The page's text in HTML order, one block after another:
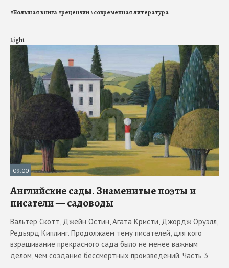
#Большая книга#рецензии#современная литература
Light
09:00
Английские сады. Знаменитые поэты и
писатели — садоводы
Вальтер Скотт, Джейн Остин, Агата Кристи, Джордж Оруэлл,
Редьярд Киплинг. Продолжаем тему писателей, для кого
взращивание прекрасного сада было не менее важным
делом, чем создание бессмертных произведений. Часть 3